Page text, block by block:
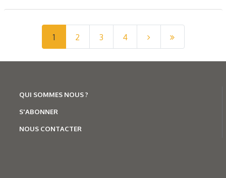
1 2 3 4
QUI SOMMES NOUS ?
S'ABONNER
NOUS CONTACTER